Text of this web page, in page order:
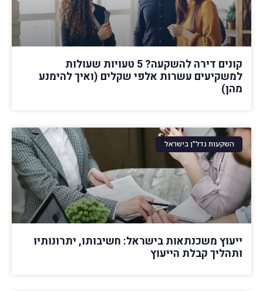
קונים דירה להשקעה? 5 טעויות שעולות
למשקיעים עשרות אלפי שקלים (ואיך להימנע
מהן)
השקעות נדל"ן בישראל
ייעוץ משכנתאות בישראל: חשיבותו, יתרונותיו
ותהליך קבלת הייעוץ